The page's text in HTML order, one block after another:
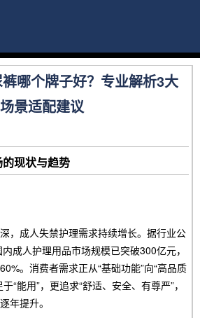
哪个牌子好？专业解析3大
景适配建议
现状与趋势
，成人失禁护理需求持续增长。据行业公
成人护理用品市场规模已突破300亿元，
。消费者需求正从“基础功能”向“高品质
能用”，更追求“舒适、安全、有尊严”，
年提升。